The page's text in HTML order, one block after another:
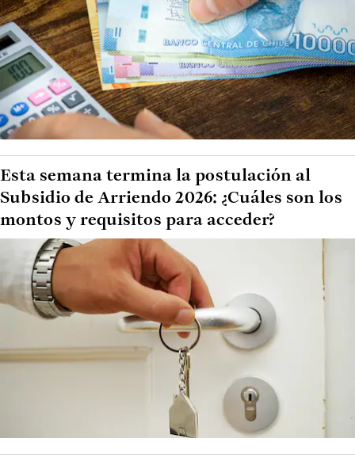
Esta semana termina la postulación al
Subsidio de Arriendo 2026: ¿Cuáles son los
montos y requisitos para acceder?